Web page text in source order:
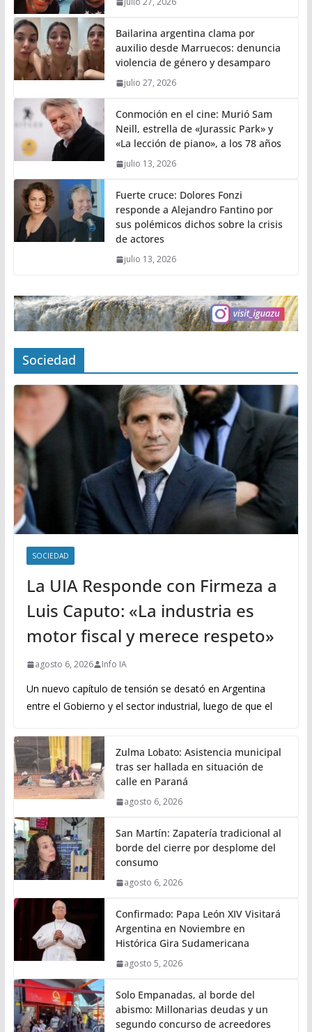
Bailarina argentina clama por
auxilio desde Marruecos: denuncia
violencia de género y desamparo
julio 27, 2026
Conmoción en el cine: Murió Sam
Neill, estrella de «Jurassic Park» y
«La lección de piano», a los 78 años
julio 13, 2026
Fuerte cruce: Dolores Fonzi
responde a Alejandro Fantino por
sus polémicos dichos sobre la crisis
de actores
julio 13, 2026
Sociedad
SOCIEDAD
La UIA Responde con Firmeza a
Luis Caputo: «La industria es
motor fiscal y merece respeto»
agosto 6, 2026 Info IA
Un nuevo capítulo de tensión se desató en Argentina
entre el Gobierno y el sector industrial, luego de que el
Zulma Lobato: Asistencia municipal
tras ser hallada en situación de
calle en Paraná
agosto 6, 2026
San Martín: Zapatería tradicional al
borde del cierre por desplome del
consumo
agosto 6, 2026
Confirmado: Papa León XIV Visitará
Argentina en Noviembre en
Histórica Gira Sudamericana
agosto 5, 2026
Solo Empanadas, al borde del
abismo: Millonarias deudas y un
segundo concurso de acreedores